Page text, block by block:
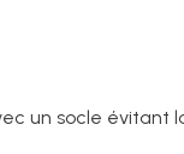
un socle